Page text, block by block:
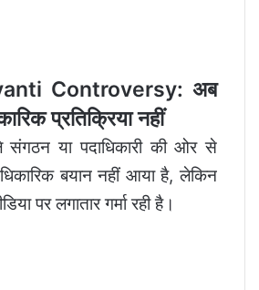
Controversy: अब
प्रतिक्रिया नहीं
संगठन या पदाधिकारी की ओर से
बयान नहीं आया है, लेकिन
पर लगातार गर्मा रही है।